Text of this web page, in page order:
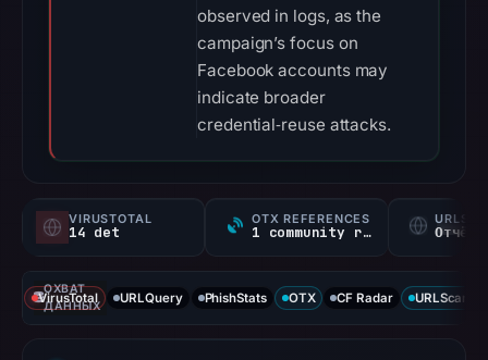
observed in logs, as the
campaign’s focus on
Facebook accounts may
indicate broader
credential‑reuse attacks.
VIRUSTOTAL
14 det
OTX REFERENCES
1 community ref Отчёт
ОХВАТ
ДАННЫХ
VirusTotal URLQuery PhishStats OTX CF Radar URLScan